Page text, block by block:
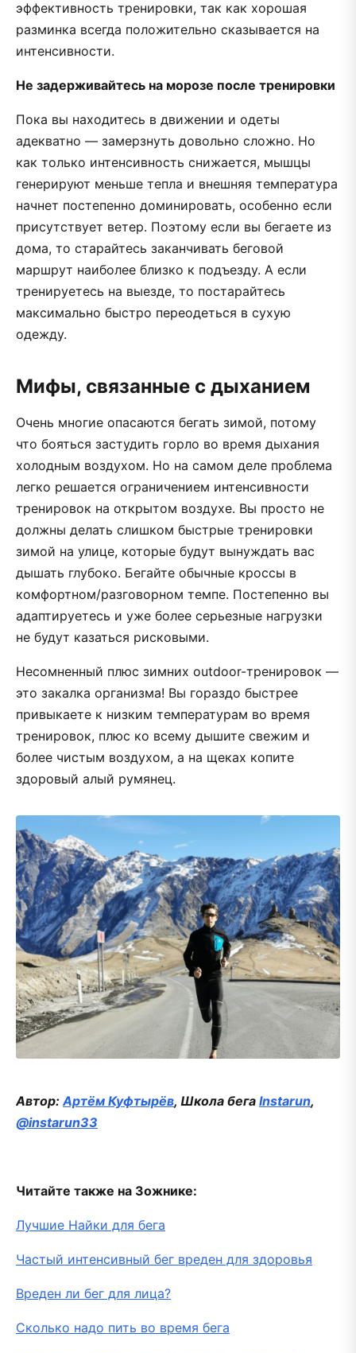
эффективность тренировки, так как хорошая
разминка всегда положительно сказывается на
интенсивности.
Не задерживайтесь на морозе после тренировки
Пока вы находитесь в движении и одеты
адекватно — замерзнуть довольно сложно. Но
как только интенсивность снижается, мышцы
генерируют меньше тепла и внешняя температура
начнет постепенно доминировать, особенно если
присутствует ветер. Поэтому если вы бегаете из
дома, то старайтесь заканчивать беговой
маршрут наиболее близко к подъезду. А если
тренируетесь на выезде, то постарайтесь
максимально быстро переодеться в сухую
одежду.
Мифы, связанные с дыханием
Очень многие опасаются бегать зимой, потому
что бояться застудить горло во время дыхания
холодным воздухом. Но на самом деле проблема
легко решается ограничением интенсивности
тренировок на открытом воздухе. Вы просто не
должны делать слишком быстрые тренировки
зимой на улице, которые будут вынуждать вас
дышать глубоко. Бегайте обычные кроссы в
комфортном/разговорном темпе. Постепенно вы
адаптируетесь и уже более серьезные нагрузки
не будут казаться рисковыми.
Несомненный плюс зимних outdoor-тренировок —
это закалка организма! Вы гораздо быстрее
привыкаете к низким температурам во время
тренировок, плюс ко всему дышите свежим и
более чистым воздухом, а на щеках копите
здоровый алый румянец.
Автор:Артём Куфтырёв, Школа бега Instarun,
@instarun33
Читайте также на Зожнике:
Лучшие Найки для бега
Частый интенсивный бег вреден для здоровья
Вреден ли бег для лица?
Сколько надо пить во время бега